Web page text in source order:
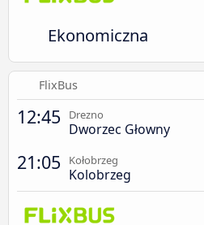
Ekonomiczna
FlixBus
12:45 Drezno
Dworzec Głowny
21:05 Kołobrzeg
Kolobrzeg